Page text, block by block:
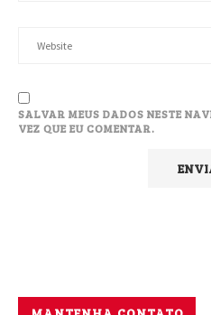
SALVAR MEUS DADOS NESTE
VEZ QUE EU COMENTAR.